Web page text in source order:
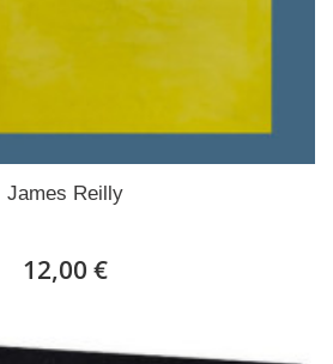
James Reilly
12,00 €